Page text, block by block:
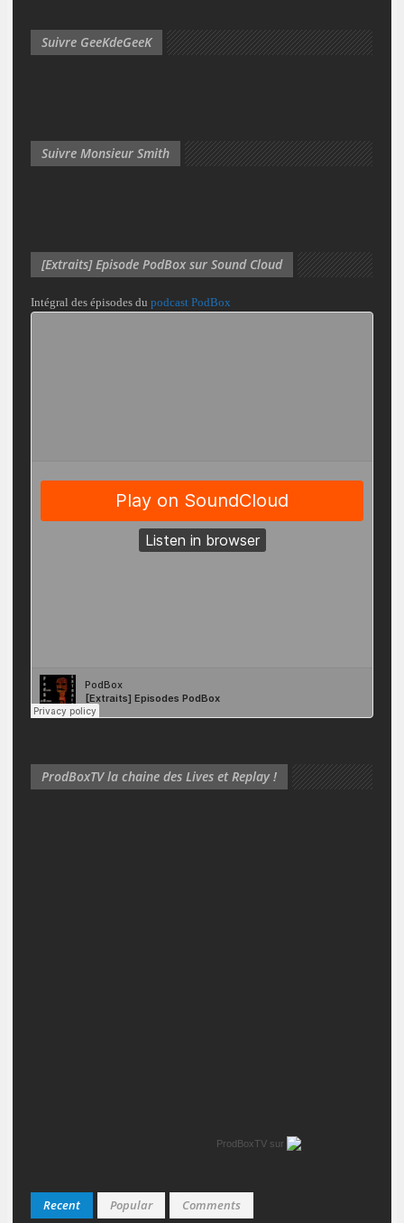
Suivre GeeKdeGeeK
Suivre Monsieur Smith
[Extraits] Episode PodBox sur Sound Cloud
Intégral des épisodes du podcast PodBox
ProdBoxTV la chaine des Lives et Replay !
ProdBoxTV sur
Recent Popular Comments